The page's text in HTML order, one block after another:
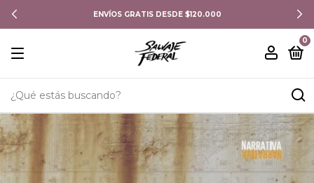
ENVÍOS GRATIS DESDE $120.000
0